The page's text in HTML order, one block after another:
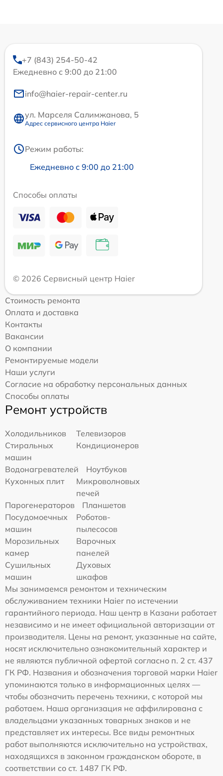
+7 (843) 254-50-42
Ежедневно с 9:00 до 21:00
info@haier-repair-center.ru
ул. Марселя Салимжанова, 5
Адрес сервисного центра Haier
Режим работы:
Ежедневно с 9:00 до 21:00
Способы оплаты
© 2026 Сервисный центр Haier
Стоимость ремонта
Оплата и доставка
Контакты
Вакансии
О компании
Ремонтируемые модели
Наши услуги
Согласие на обработку персональных данных
Способы оплаты
Ремонт устройств
Холодильников
Телевизоров
Стиральных
машин
Кондиционеров
Водонагревателей
Ноутбуков
Кухонных плит
Микроволновых
печей
Парогенераторов
Планшетов
Посудомоечных
машин
Роботов-
пылесосов
Морозильных
камер
Варочных
панелей
Сушильных
машин
Духовых
шкафов
Мы занимаемся ремонтом и техническим
обслуживанием техники Haier по истечении
гарантийного периода. Наш центр в Казани работает
независимо и не имеет официальной авторизации от
производителя. Цены на ремонт, указанные на сайте,
носят исключительно ознакомительный характер и
не являются публичной офертой согласно п. 2 ст. 437
ГК РФ. Названия и обозначения торговой марки Haier
упоминаются только в информационных целях —
чтобы обозначить перечень техники, с которой мы
работаем. Наша организация не аффилирована с
владельцами указанных товарных знаков и не
представляет их интересы. Все виды ремонтных
работ выполняются исключительно на устройствах,
находящихся в законном гражданском обороте, в
соответствии со ст. 1487 ГК РФ.